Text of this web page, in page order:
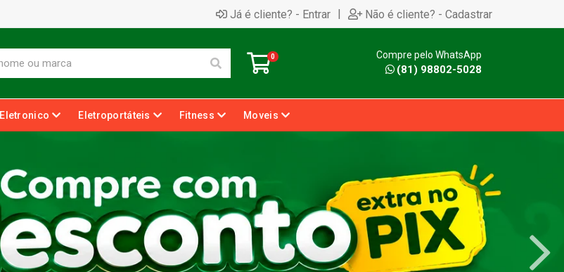
Já é cliente? - Entrar | Não é cliente? - Cadastrar
0 Compre pelo WhatsApp
(81) 98802-5028
Eletronico Eletroportáteis Fitness Moveis